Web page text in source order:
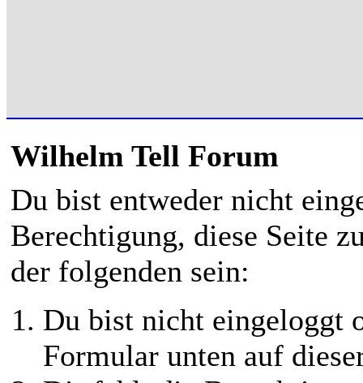
Wilhelm Tell Forum
Du bist entweder nicht
Berechtigung, diese Seite
der folgenden sein:
Du bist nicht eingeloggt
Formular unten auf